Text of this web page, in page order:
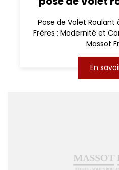
Pose de Volet Roulant
Frères : Modernité et
Massot
En